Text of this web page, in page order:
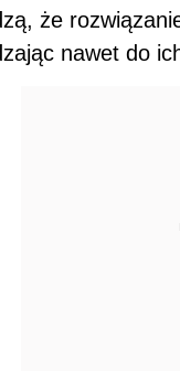
że
nawet do